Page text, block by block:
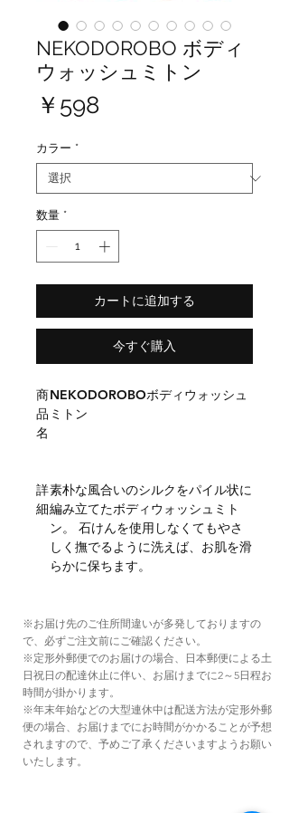
NEKODOROBO ボディ
ウォッシュミトン
￥598
カラー *
数量 *
カートに追加する
今すぐ購入
商
品
名
NEKODOROBOボディウォッシュ
ミトン
詳
細
素朴な風合いのシルクをパイル状に
編み立てたボディウォッシュミト
ン。 石けんを使用しなくてもやさ
しく撫でるように洗えば、お肌を滑
らかに保ちます。
※お届け先のご住所間違いが多発しておりますの
で、必ずご注文前にご確認ください。
※定形外郵便でのお届けの場合、日本郵便による土
日祝日の配達休止に伴い、お届けまでに2～5日程お
時間が掛かります。
※年末年始などの大型連休中は配送方法が定形外郵
便の場合、お届けまでにお時間がかかることが予想
されますので、予めご了承くださいますようお願い
いたします。